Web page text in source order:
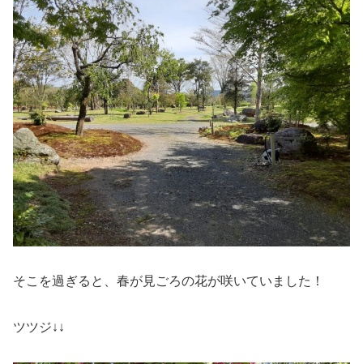
そこを過ぎると、春が見ごろの花が咲いていました！
ツツジ↓↓